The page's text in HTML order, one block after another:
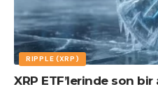
RIPPLE (XRP)
XRP ETF’lerinde son bir